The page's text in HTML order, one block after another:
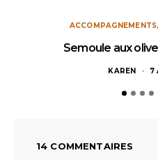
ACCOMPAGNEMENTS
Semoule aux
KAREN 7
14 COMMENTAIRES